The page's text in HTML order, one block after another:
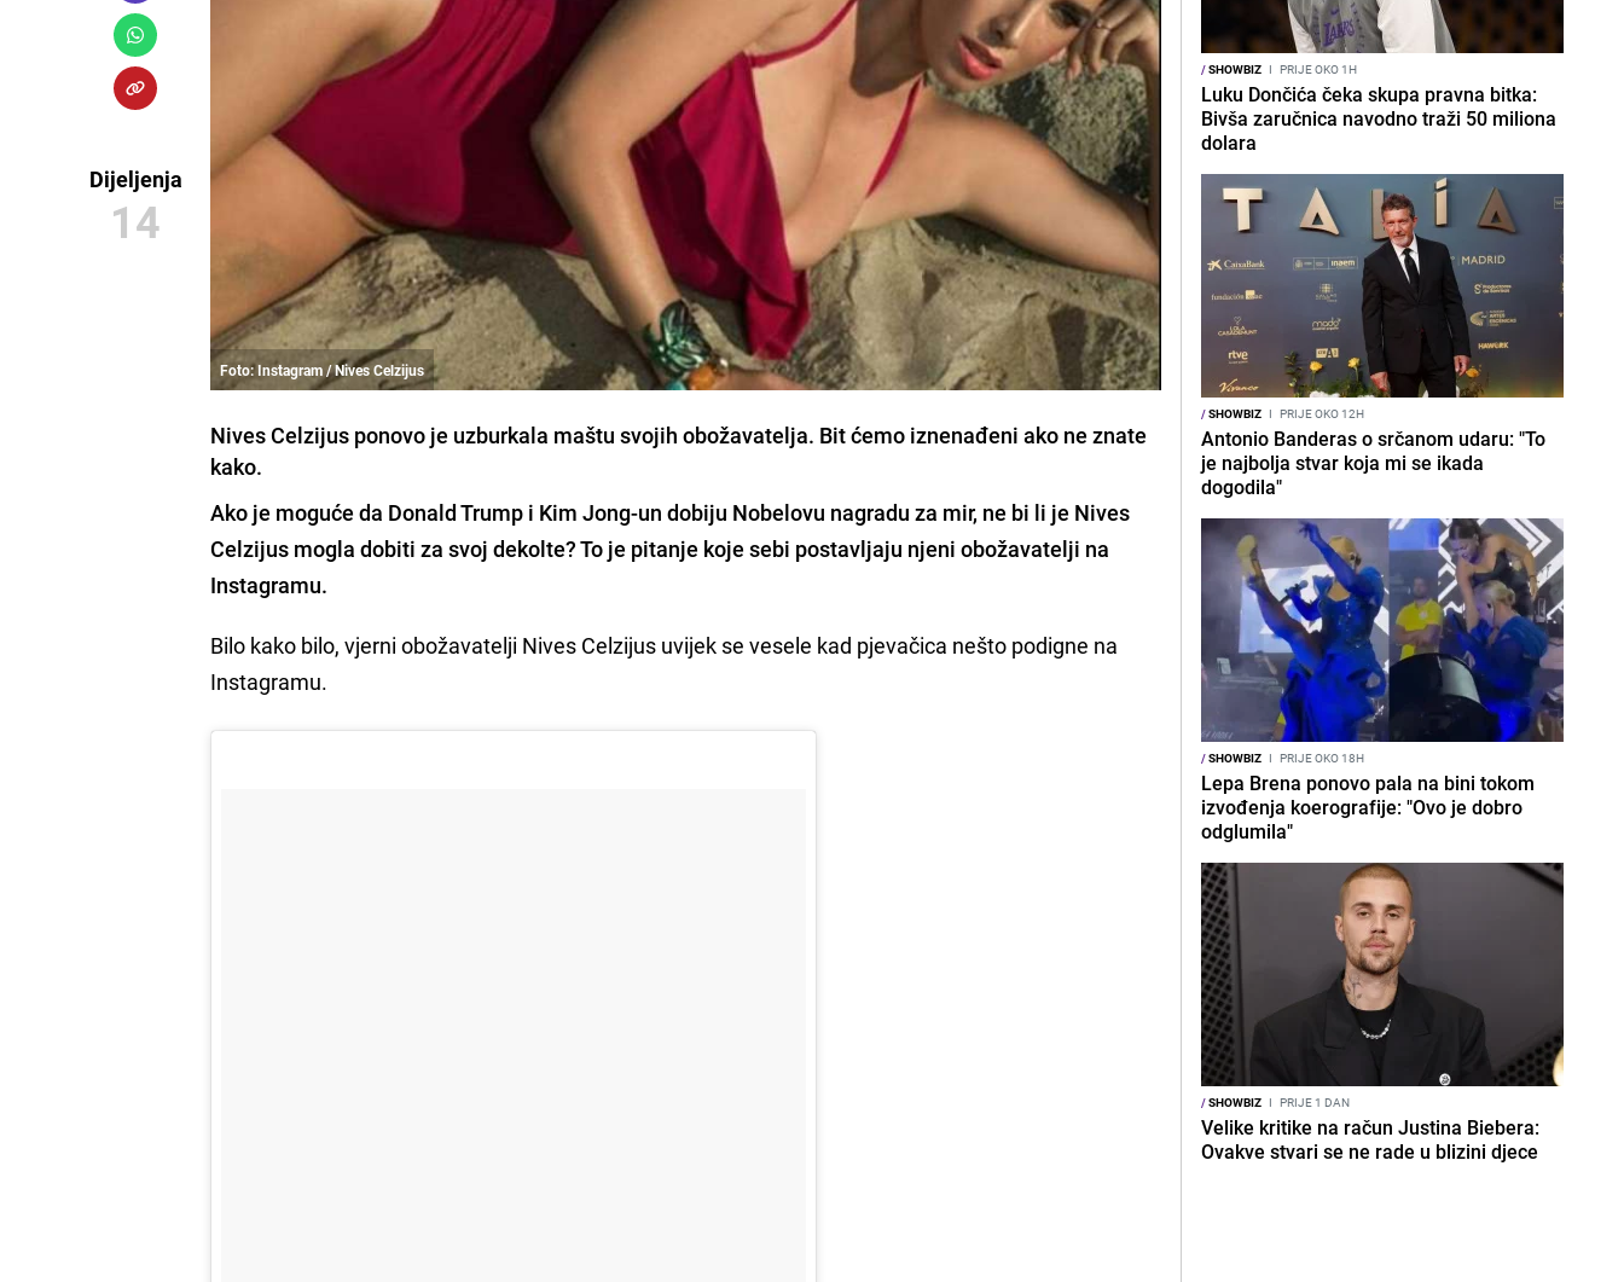
Dijeljenja
14
Foto: Instagram / Nives Celzijus
Nives Celzijus ponovo je uzburkala maštu svojih obožavatelja. Bit ćemo iznenađeni ako ne znate
kako.
Ako je moguće da Donald Trump i Kim Jong-un dobiju Nobelovu nagradu za mir, ne bi li je Nives
Celzijus mogla dobiti za svoj dekolte?To je pitanje koje sebi postavljaju njeni obožavatelji na
Instagramu.
Bilo kako bilo, vjerni obožavatelji Nives Celzijus uvijek se vesele kad pjevačica nešto podigne na
Instagramu.
/SHOWBIZ I PRIJE OKO 1H
Luku Dončića čeka skupa pravna bitka:
Bivša zaručnica navodno traži 50 miliona
dolara
/SHOWBIZ I PRIJE OKO 12H
Antonio Banderas o srčanom udaru: "To
je najbolja stvar koja mi se ikada
dogodila"
/SHOWBIZ I PRIJE OKO 18H
Lepa Brena ponovo pala na bini tokom
izvođenja koerografije: "Ovo je dobro
odglumila"
/SHOWBIZ I PRIJE 1 DAN
Velike kritike na račun Justina Biebera:
Ovakve stvari se ne rade u blizini djece